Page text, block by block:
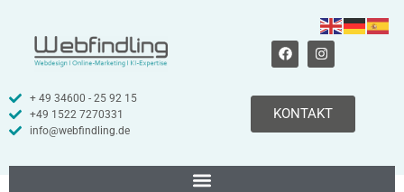
+ 49 34600 - 25 92 15
+49 1522 7270331
info@webfindling.de
KONTAKT